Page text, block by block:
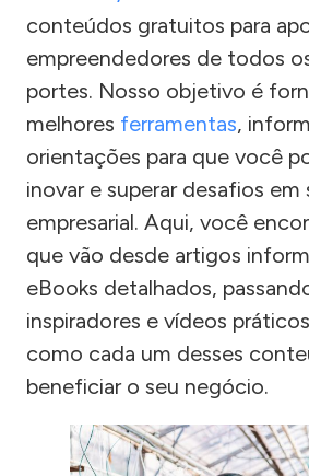
conteúdos gratuitos para
empreendedores de todos
portes. Nosso objetivo é
melhores ferramentas,
orientações para que você
inovar e superar desafios em
empresarial. Aqui, você
que vão desde artigos
eBooks detalhados,
inspiradores e vídeos
como cada um desses
beneficiar o seu negócio.